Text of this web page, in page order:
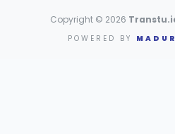
Copyright © 2026
POWERED BY